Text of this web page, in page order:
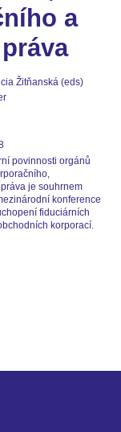
a
Žitňanská (eds)
povinnosti orgánů
je souhrnem
konference
fiduciárních
korporací.